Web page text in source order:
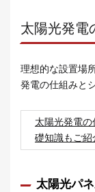
太陽光発電
理想的な設置場
発電の仕組みと
太陽光発電
礎知識もご紹
太陽光パ